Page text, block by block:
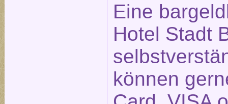
Eine
Hotel Stadt
können